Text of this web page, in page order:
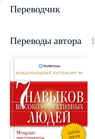
Переводчик
Переводы автора 1